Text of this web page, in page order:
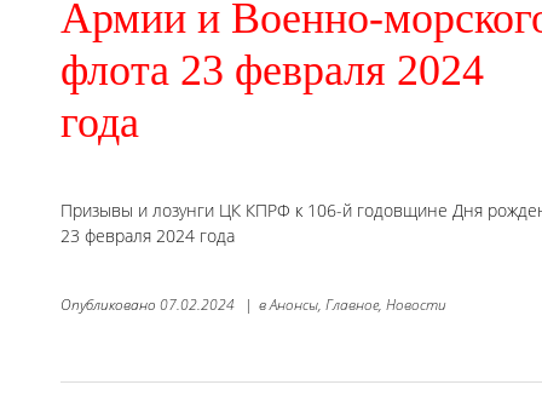
Армии и Военно-
флота 23 февраля 2024
года
Призывы и лозунги ЦК КПРФ к 106-й годовщине Дня
23 февраля 2024 года
Опубликовано 07.02.2024 | вАнонсы, Главное, Новости